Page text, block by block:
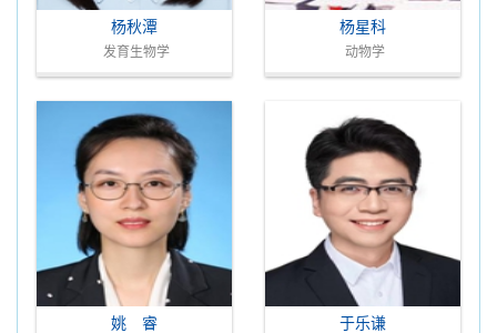
杨秋潭
发育生物学
杨星科
动物学
姚 睿 于乐谦